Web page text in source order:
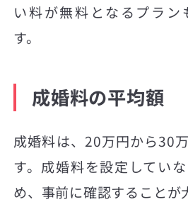
い料が無料となるプラン
す。
成婚料の平均額
成婚料は、20万円から30
す。成婚料を設定してい
め、事前に確認することが